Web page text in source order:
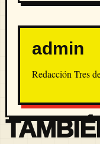
admin
Redacción Tres